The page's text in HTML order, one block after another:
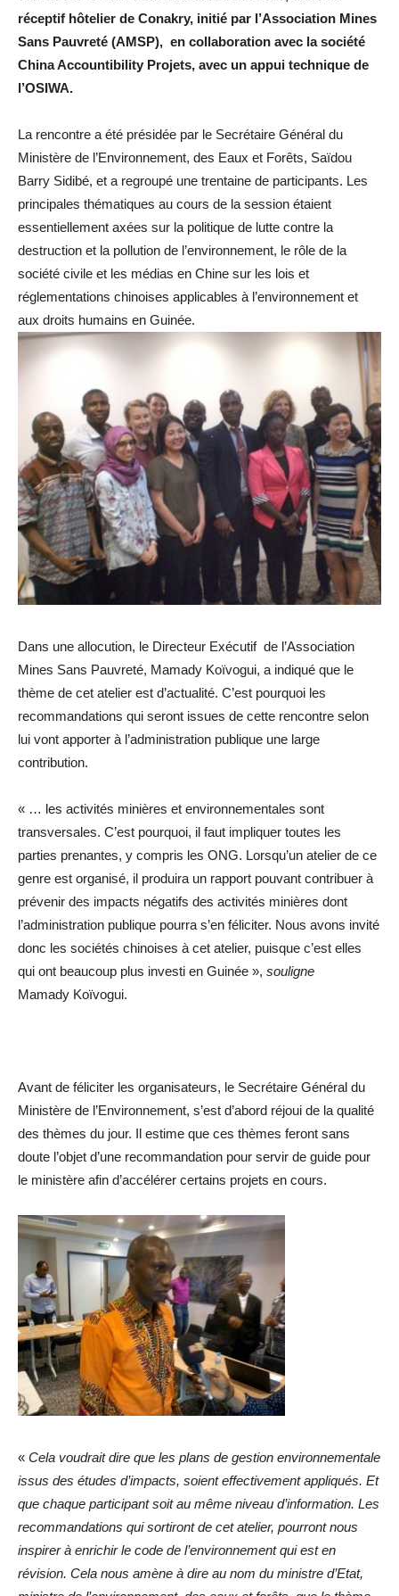
réceptif hôtelier de Conakry, initié par l’Association Mines
Sans Pauvreté (AMSP), en collaboration avec la société
China Accountibility Projets, avec un appui technique de
l’OSIWA.
La rencontre a été présidée par le Secrétaire Général du
Ministère de l’Environnement, des Eaux et Forêts, Saïdou
Barry Sidibé, et a regroupé une trentaine de participants. Les
principales thématiques au cours de la session étaient
essentiellement axées sur la politique de lutte contre la
destruction et la pollution de l’environnement, le rôle de la
société civile et les médias en Chine sur les lois et
réglementations chinoises applicables à l’environnement et
aux droits humains en Guinée.
Dans une allocution, le Directeur Exécutif de l’Association
Mines Sans Pauvreté, Mamady Koïvogui, a indiqué que le
thème de cet atelier est d’actualité. C’est pourquoi les
recommandations qui seront issues de cette rencontre selon
lui vont apporter à l’administration publique une large
contribution.
« … les activités minières et environnementales sont
transversales. C’est pourquoi, il faut impliquer toutes les
parties prenantes, y compris les ONG. Lorsqu’un atelier de ce
genre est organisé, il produira un rapport pouvant contribuer à
prévenir des impacts négatifs des activités minières dont
l’administration publique pourra s’en féliciter. Nous avons invité
donc les sociétés chinoises à cet atelier, puisque c’est elles
qui ont beaucoup plus investi en Guinée », souligne
Mamady Koïvogui.
Avant de féliciter les organisateurs, le Secrétaire Général du
Ministère de l’Environnement, s’est d’abord réjoui de la qualité
des thèmes du jour. Il estime que ces thèmes feront sans
doute l’objet d’une recommandation pour servir de guide pour
le ministère afin d’accélérer certains projets en cours.
« Cela voudrait dire que les plans de gestion environnementale
issus des études d’impacts, soient effectivement appliqués. Et
que chaque participant soit au même niveau d’information. Les
recommandations qui sortiront de cet atelier, pourront nous
inspirer à enrichir le code de l’environnement qui est en
révision. Cela nous amène à dire au nom du ministre d’Etat,